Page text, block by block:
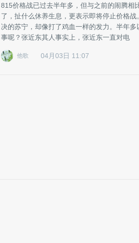
815价格战已过去半年多，但与之前的闹腾相
了，扯什么休养生息，更表示即将停止价格
决的苏宁，却像打了鸡血一样的发力。半年
事呢？张近东其人事实上，张近东一直对电
他歌 04月03日 11:07